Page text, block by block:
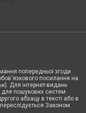
попередньої згоди
посилання на
Для інтернет-видань
для пошукових систем
абзацу в тексті або в
Законом.